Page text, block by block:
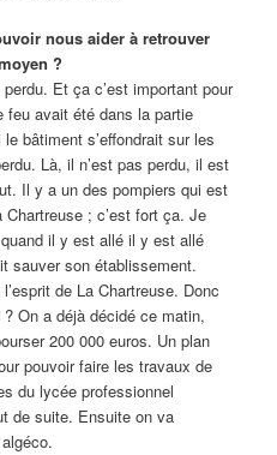
nous aider à retrouver
?
Et ça c’est important pour
feu avait été dans la partie
bâtiment s’effondrait sur les
Là, il n’est pas perdu, il est
Il y a un des pompiers qui est
; c’est fort ça. Je
il y est allé il y est allé
sauver son établissement.
de La Chartreuse. Donc
On a déjà décidé ce matin,
200 000 euros. Un plan
pouvoir faire les travaux de
du lycée professionnel
de suite. Ensuite on va